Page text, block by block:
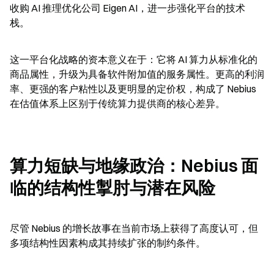
收购 AI 推理优化公司 Eigen AI，进一步强化平台的技术
栈。
这一平台化战略的资本意义在于：它将 AI 算力从标准化的
商品属性，升级为具备软件附加值的服务属性。更高的利润
率、更强的客户粘性以及更明显的定价权，构成了 Nebius
在估值体系上区别于传统算力提供商的核心差异。
算力短缺与地缘政治：Nebius 面
临的结构性掣肘与潜在风险
尽管 Nebius 的增长故事在当前市场上获得了高度认可，但
多项结构性因素构成其持续扩张的制约条件。